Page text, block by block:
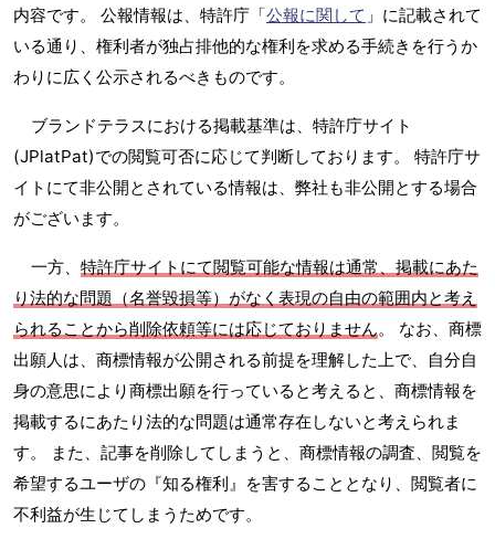
内容です。 公報情報は、特許庁「公報に関して 」に記載されて
いる通り、権利者が独占排他的な権利を求める手続きを行うか
わりに広く公示されるべきものです。
ブランドテラスにおける掲載基準は、特許庁サイト
(JPlatPat)での閲覧可否に応じて判断しております。 特許庁サ
イトにて非公開とされている情報は、弊社も非公開とする場合
がございます。
一方、 特許庁サイトにて閲覧可能な情報は通常、掲載にあた
り法的な問題（名誉毀損等）がなく表現の自由の範囲内と考え
られることから削除依頼等には応じておりません。 なお、商標
出願人は、商標情報が公開される前提を理解した上で、自分自
身の意思により商標出願を行っていると考えると、商標情報を
掲載するにあたり法的な問題は通常存在しないと考えられま
す。 また、記事を削除してしまうと、商標情報の調査、閲覧を
希望するユーザの『知る権利』を害することとなり、閲覧者に
不利益が生じてしまうためです。